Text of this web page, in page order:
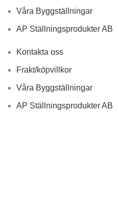
Våra Byggställningar
AP Ställningsprodukter AB
Kontakta oss
Frakt/köpvillkor
Våra Byggställningar
AP Ställningsprodukter AB